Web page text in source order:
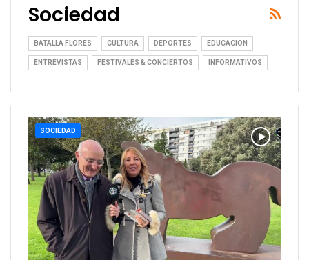
Sociedad
BATALLA FLORES CULTURA DEPORTES EDUCACION
ENTREVISTAS FESTIVALES & CONCIERTOS INFORMATIVOS
SOCIEDAD